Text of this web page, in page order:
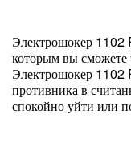
Электрошокер 1102
которым вы сможете
Электрошокер 1102
противника в
спокойно уйти или